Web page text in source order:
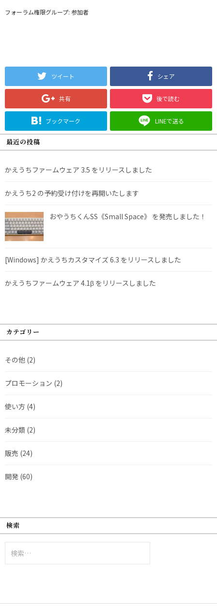
フォーラム権限グループ: 参加者
ツイート シェア
共有 後で読む
ブックマーク LINEで送る
最近の投稿
かえうちファームウェア 3.5 をリリースしました
かえうち2 の予約受け付けを再開いたします
おやうちくんSS《Small Space》 を発売しました！
[Windows] かえうちカスタマイズ 6.3 をリリースしました
かえうちファームウェア 4.1β をリリースしました
カテゴリー
その他 (2)
プロモーション (2)
使い方 (4)
未分類 (2)
販売 (24)
開発 (60)
検索
索: